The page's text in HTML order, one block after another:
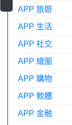
APP 旅遊
APP 生活
APP 社交
APP 繪圖
APP 購物
APP 軟體
APP 金融